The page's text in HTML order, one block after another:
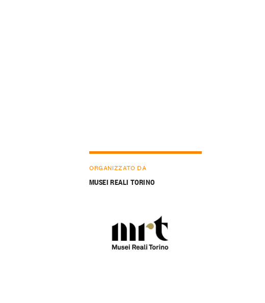
ORGANIZZATO DA
MUSEI REALI TORINO